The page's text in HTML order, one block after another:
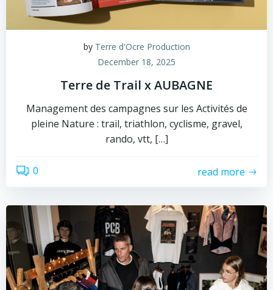
by Terre d'Ocre Production
December 18, 2025
Terre de Trail x AUBAGNE
Management des campagnes sur les Activités de
pleine Nature : trail, triathlon, cyclisme, gravel,
rando, vtt, […]
0 read more